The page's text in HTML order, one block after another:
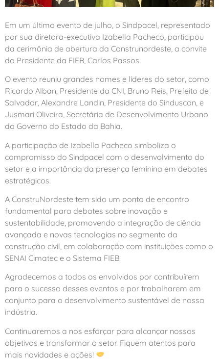
Em um último evento de julho, o Sindpacel, representado
por sua diretora-executiva Izabella Pacheco, participou
da cerimônia de abertura da Construnordeste, a convite
do Presidente da FIEB, Carlos Passos.
O evento reuniu grandes nomes e líderes do setor, como
Ricardo Alban, Presidente da CNI, Bruno Reis, Prefeito de
Salvador, Alexandre Landin, Presidente do Sinduscon, e
Jusmari Oliveira, Secretária de Desenvolvimento Urbano
do Governo do Estado da Bahia.
A participação de Izabella Pacheco simboliza o
compromisso do Sindpacel com o desenvolvimento do
setor e a importância da presença feminina em debates
estratégicos.
A ConstruNordeste tem sido um ponto de encontro
fundamental para debates sobre inovação e
sustentabilidade, promovendo a integração de ciência
avançada e novas tecnologias no segmento da
construção civil, em colaboração com instituições como o
SENAI Cimatec e o Sistema FIEB.
Agradecemos a todos os envolvidos por contribuírem
para o sucesso desses eventos e por trabalharem em
conjunto para o desenvolvimento sustentável de nossa
indústria.
Continuaremos a nos esforçar para alcançar nossos
objetivos e transformar o setor. Fiquem atentos para
mais novidades e ações!